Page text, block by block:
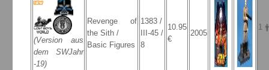
(Version aus
dem SWJahr
-19)
Revenge of
the Sith /
Basic Figures
1383 /
III-45 /
8
10.95
€
2005
1